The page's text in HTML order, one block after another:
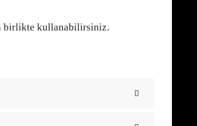
birlikte kullanabilirsiniz.